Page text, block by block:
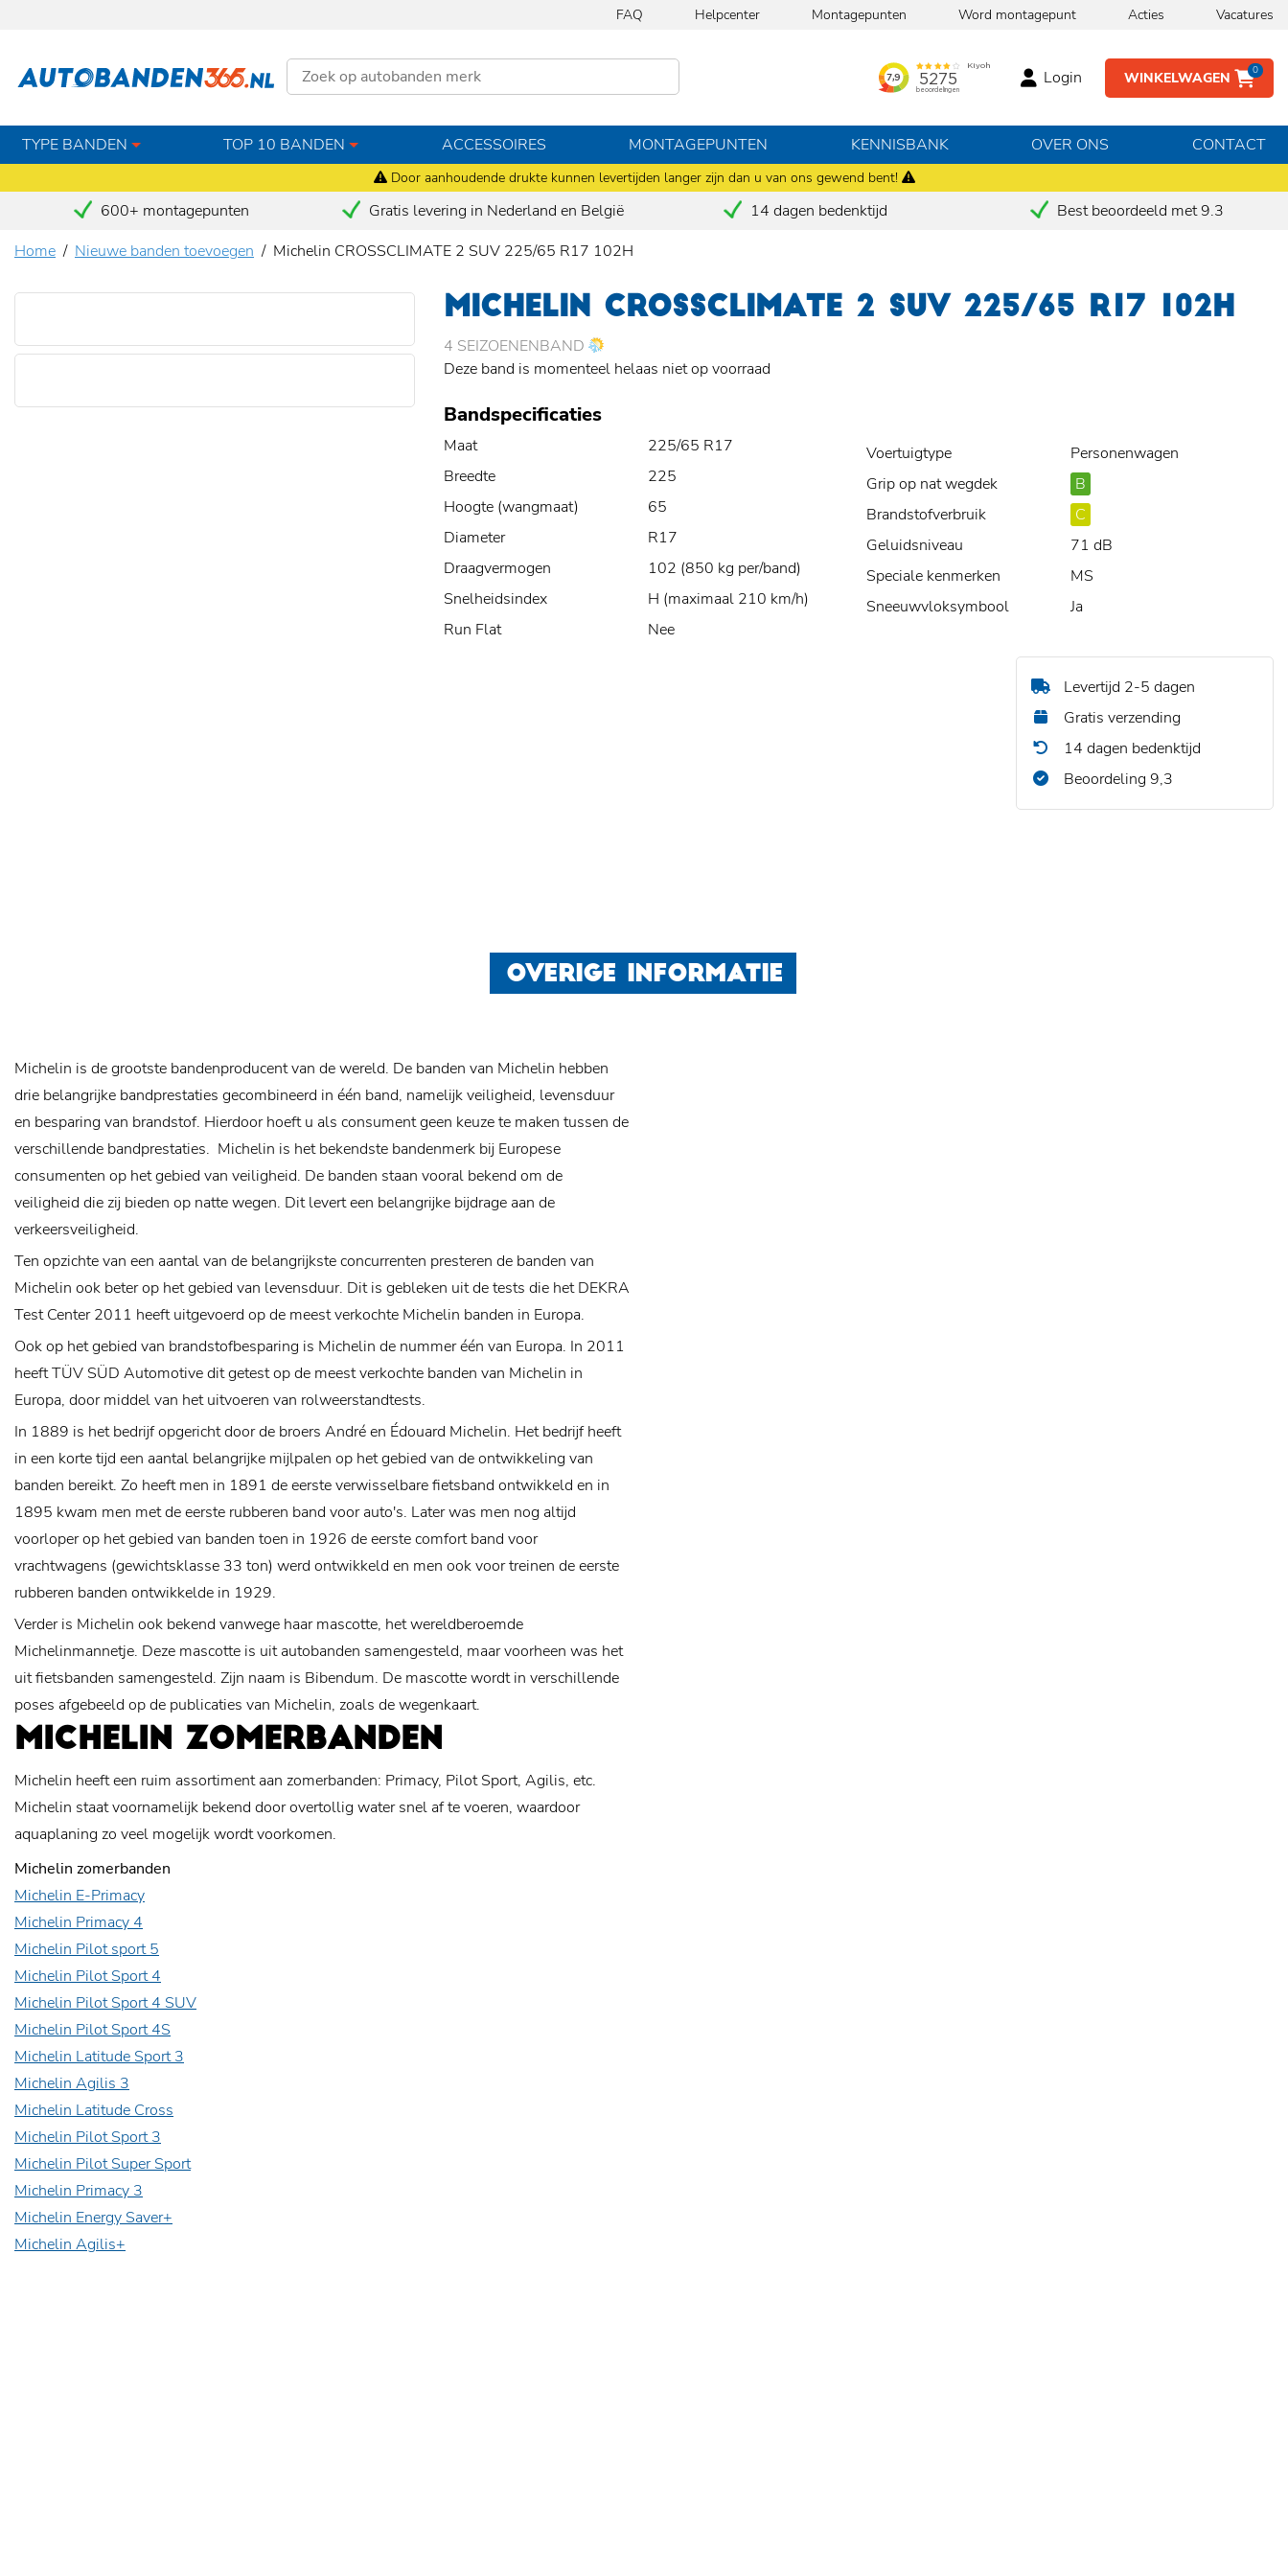
Door aanhoudende drukte kunnen levertijden langer zijn dan u van ons gewend bent!
FAQ Helpcenter Montagepunten Word montagepunt Acties Vacatures
WINKELWAGEN 0
Login
TYPE BANDEN TOP 10 BANDEN ACCESSOIRES MONTAGEPUNTEN KENNISBANK OVER ONS CONTACT
600+ montagepunten Gratis levering in Nederland en België 14 dagen bedenktijd
Best beoordeeld met 9.3
Home
Nieuwe banden toevoegen Michelin CROSSCLIMATE 2 SUV 225/65 R17 102H
MICHELIN CROSSCLIMATE 2 SUV 225/65 R17 102H
4 SEIZOENENBAND
Deze band is momenteel helaas niet op voorraad
Bandspecificaties
Maat
225/65 R17
Breedte
225
Hoogte (wangmaat)
65
Diameter
R17
Draagvermogen
102 (850 kg per/band)
Snelheidsindex
H (maximaal 210 km/h)
Run Flat
Nee
Voertuigtype
Personenwagen
Grip op nat wegdek
B
Brandstofverbruik
C
Geluidsniveau
71 dB
Speciale kenmerken
MS
Sneeuwvloksymbool
Ja
Levertijd 2-5 dagen
Gratis verzending
14 dagen bedenktijd
Beoordeling 9,3
OVERIGE INFORMATIE
Michelin is de grootste bandenproducent van de wereld. De banden van Michelin hebben
drie belangrijke bandprestaties gecombineerd in één band, namelijk veiligheid, levensduur
en besparing van brandstof. Hierdoor hoeft u als consument geen keuze te maken tussen de
verschillende bandprestaties. Michelin is het bekendste bandenmerk bij Europese
consumenten op het gebied van veiligheid. De banden staan vooral bekend om de
veiligheid die zij bieden op natte wegen. Dit levert een belangrijke bijdrage aan de
verkeersveiligheid.
Ten opzichte van een aantal van de belangrijkste concurrenten presteren de banden van
Michelin ook beter op het gebied van levensduur. Dit is gebleken uit de tests die het DEKRA
Test Center 2011 heeft uitgevoerd op de meest verkochte Michelin banden in Europa.
Ook op het gebied van brandstofbesparing is Michelin de nummer één van Europa. In 2011
heeft TÜV SÜD Automotive dit getest op de meest verkochte banden van Michelin in
Europa, door middel van het uitvoeren van rolweerstandtests.
In 1889 is het bedrijf opgericht door de broers André en Édouard Michelin. Het bedrijf heeft
in een korte tijd een aantal belangrijke mijlpalen op het gebied van de ontwikkeling van
banden bereikt. Zo heeft men in 1891 de eerste verwisselbare fietsband ontwikkeld en in
1895 kwam men met de eerste rubberen band voor auto's. Later was men nog altijd
voorloper op het gebied van banden toen in 1926 de eerste comfort band voor
vrachtwagens (gewichtsklasse 33 ton) werd ontwikkeld en men ook voor treinen de eerste
rubberen banden ontwikkelde in 1929.
Verder is Michelin ook bekend vanwege haar mascotte, het wereldberoemde
Michelinmannetje. Deze mascotte is uit autobanden samengesteld, maar voorheen was het
uit fietsbanden samengesteld. Zijn naam is Bibendum. De mascotte wordt in verschillende
poses afgebeeld op de publicaties van Michelin, zoals de wegenkaart.
MICHELIN ZOMERBANDEN
Michelin heeft een ruim assortiment aan zomerbanden: Primacy, Pilot Sport, Agilis, etc.
Michelin staat voornamelijk bekend door overtollig water snel af te voeren, waardoor
aquaplaning zo veel mogelijk wordt voorkomen.
Michelin zomerbanden
Michelin E-Primacy
Michelin Primacy 4
Michelin Pilot sport 5
Michelin Pilot Sport 4
Michelin Pilot Sport 4 SUV
Michelin Pilot Sport 4S
Michelin Latitude Sport 3
Michelin Agilis 3
Michelin Latitude Cross
Michelin Pilot Sport 3
Michelin Pilot Super Sport
Michelin Primacy 3
Michelin Energy Saver+
Michelin Agilis+